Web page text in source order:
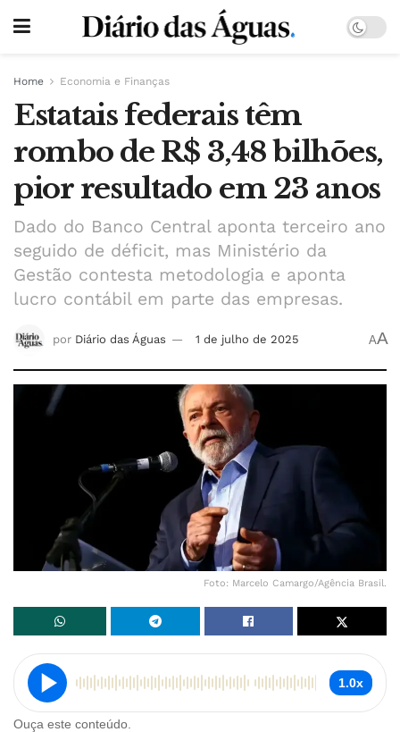
Home Economia e Finanças
Estatais federais têm
rombo de R$ 3,48 bilhões,
pior resultado em 23 anos
Dado do Banco Central aponta terceiro ano
seguido de déficit, mas Ministério da
Gestão contesta metodologia e aponta
lucro contábil em parte das empresas.
por Diário das Águas 1 de julho de 2025 AA
Foto: Marcelo Camargo/Agência Brasil.
1.0x
Ouça este conteúdo.